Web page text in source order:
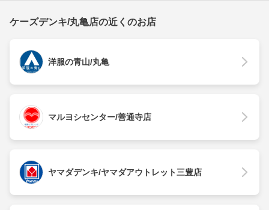
ケーズデンキ/丸亀店の近くのお店
洋服の青山/丸亀
マルヨシセンター/善通寺店
ヤマダデンキ/ヤマダアウトレット三豊店